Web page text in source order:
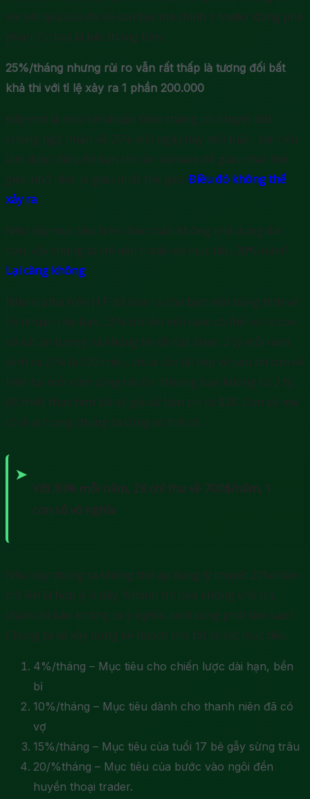
với kết quả của đa số con bạc mà chính 1 trader đang phê
phán: Cờ bạc là bác thằng bần.
25%/tháng nhưng rủi ro vẫn rất thấp là tương đối bất
khả thi với tỉ lệ xảy ra 1 phần 200.000
Đấy mới là mức lợi nhuận theo tháng, chứ tuyệt đối
không ngộ nhận về 25% mỗi ngày hay mỗi tuần, bởi nếu
làm được điều đó bạn chỉ cần vài năm để giàu nhất thế
giới, nhớ nhé, là giàu nhất thế giới. Điều đó không thể
xảy ra.
Như vậy mục tiêu trên chắc chắn không khả dụng dài
hạn, vậy chúng ta chỉ nên trade với mục tiêu 20%/năm?
Lại càng không.
Như ở phía trên H.P đã đưa ra cho bạn một bảng tính về
lợi nhuận cho bạn, 25% trở lên mỗi năm có thể coi là con
số rất ấn tượng và không hề dễ đạt được. 2 tỷ mỗi năm
sinh ra 25% là 500 triệu, chưa cần lãi kép về sau thì con số
hiện tại mỗi năm cũng rất ổn. Nhưng bạn không có 2 tỷ,
để thiết thực hơn tôi sẽ giả sử bạn chỉ có $2K. Con số mà
có lẽ ai trong chúng ta cũng có thể có.
Với 30% mỗi năm, 2K chỉ thu về 700$/năm, 1
con số vô nghĩa
Như vậy chúng ta không thể áp dụng lý thuyết 20%/năm
trở lên là hợp lý ở đây. Nhanh thì bảo không khả thi,
chậm thì bảo không có ý nghĩa, cuối cùng phải làm sao?
Chúng ta sẽ xây dựng kế hoạch cho tất cả các mục tiêu:
4%/tháng – Mục tiêu cho chiến lược dài hạn, bền
bỉ
10%/tháng – Mục tiêu dành cho thanh niên đã có
vợ
15%/tháng – Mục tiêu của tuổi 17 bẻ gẫy sừng trâu
20/%tháng – Mục tiêu của bước vào ngôi đền
huyền thoại trader.